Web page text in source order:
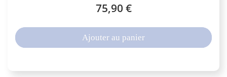
75,90 €
Ajouter au panier